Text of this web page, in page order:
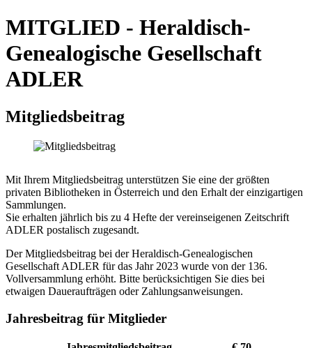
MITGLIED - Heraldisch-
Genealogische Gesellschaft
ADLER
Mitgliedsbeitrag
Mit Ihrem Mitgliedsbeitrag unterstützen Sie eine der größten
privaten Bibliotheken in Österreich und den Erhalt der einzigartigen
Sammlungen.
Sie erhalten jährlich bis zu 4 Hefte der vereinseigenen Zeitschrift
ADLER postalisch zugesandt.
Der Mitgliedsbeitrag bei der Heraldisch-Genealogischen
Gesellschaft ADLER für das Jahr 2023 wurde von der 136.
Vollversammlung erhöht. Bitte berücksichtigen Sie dies bei
etwaigen Daueraufträgen oder Zahlungsanweisungen.
Jahresbeitrag für Mitglieder